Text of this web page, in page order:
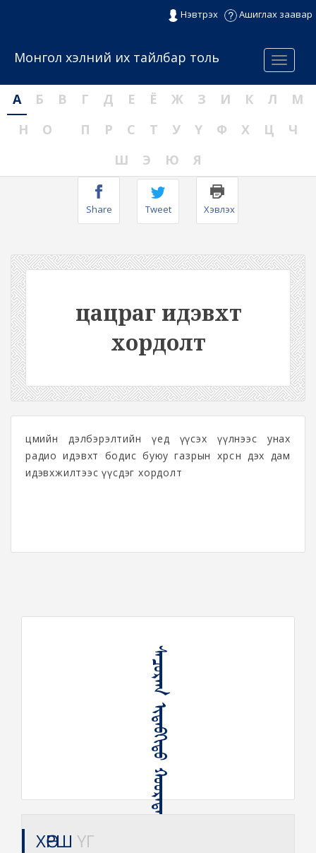
Нэвтрэх Ашиглах заавар
Menu
Монгол хэлний их тайлбар толь
А Б В Г Д Е Ё Ж З И К Л
М
Н
О П Р С Т У Ү Ф Х Ц
Ч
Ш
Э Ю Я
Share Tweet Хэвлэх
цацраг идэвхт
хордолт
цөмийн дэлбэрэлтийн үед үүсэх үүлнээс унах
радио идэвхт бодис буюу газрын хөрсөн дэх дам
идэвхжилтээс үүсдэг хордолт
ᠰᠠᠴᠤᠷᠠᠭ ᠢᠳᠡᠪᠬᠢᠲᠦ ᠬᠣᠣᠷᠠᠳᠠᠯᠲᠠ
ХӨРШ ҮГ